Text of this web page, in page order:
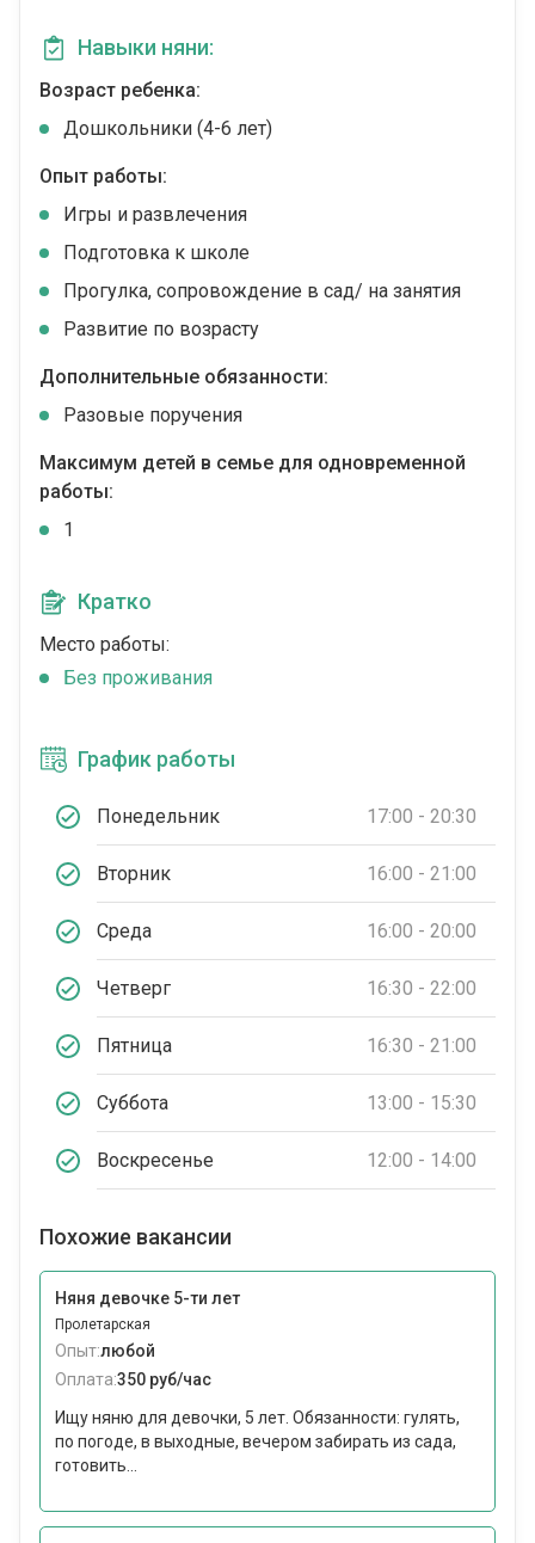
Навыки няни:
Возраст ребенка:
Дошкольники (4-6 лет)
Опыт работы:
Игры и развлечения
Подготовка к школе
Прогулка, сопровождение в сад/ на занятия
Развитие по возрасту
Дополнительные обязанности:
Разовые поручения
Максимум детей в семье для одновременной
работы:
1
Кратко
Место работы:
Без проживания
График работы
Понедельник 17:00 - 20:30
Вторник 16:00 - 21:00
Среда 16:00 - 20:00
Четверг 16:30 - 22:00
Пятница 16:30 - 21:00
Суббота 13:00 - 15:30
Воскресенье 12:00 - 14:00
Похожие вакансии
Няня девочке 5-ти лет
Пролетарская
Опыт:любой
Оплата:350 руб/час
Ищу няню для девочки, 5 лет. Обязанности: гулять,
по погоде, в выходные, вечером забирать из сада,
готовить...